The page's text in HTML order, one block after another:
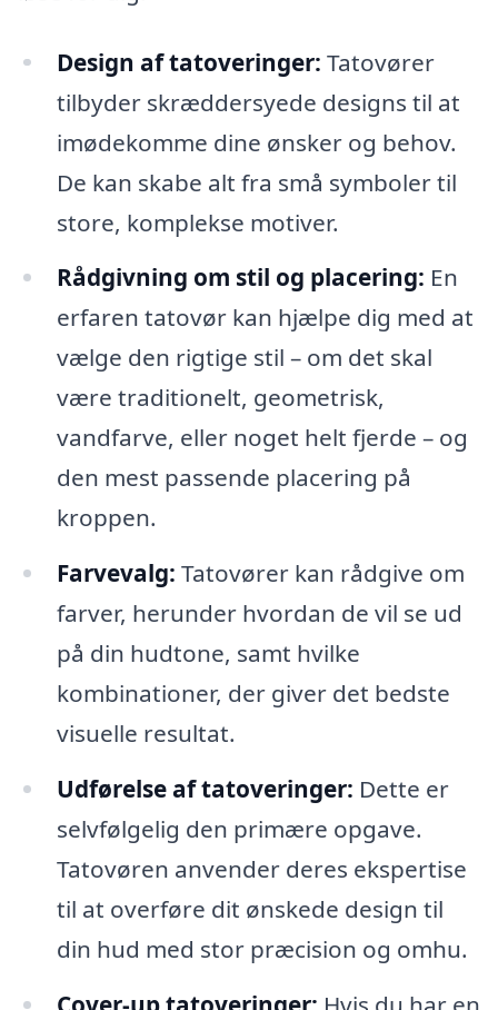
Design af tatoveringer: Tatovører
tilbyder skræddersyede designs til at
imødekomme dine ønsker og behov.
De kan skabe alt fra små symboler til
store, komplekse motiver.
Rådgivning om stil og placering: En
erfaren tatovør kan hjælpe dig med at
vælge den rigtige stil – om det skal
være traditionelt, geometrisk,
vandfarve, eller noget helt fjerde – og
den mest passende placering på
kroppen.
Farvevalg: Tatovører kan rådgive om
farver, herunder hvordan de vil se ud
på din hudtone, samt hvilke
kombinationer, der giver det bedste
visuelle resultat.
Udførelse af tatoveringer: Dette er
selvfølgelig den primære opgave.
Tatovøren anvender deres ekspertise
til at overføre dit ønskede design til
din hud med stor præcision og omhu.